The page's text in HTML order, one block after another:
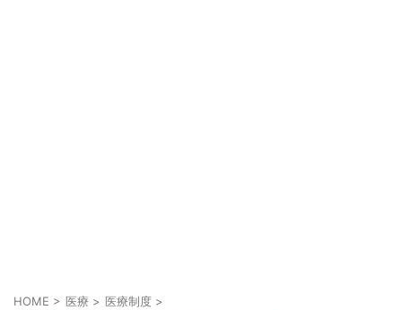
HOME > 医療 > 医療制度 >